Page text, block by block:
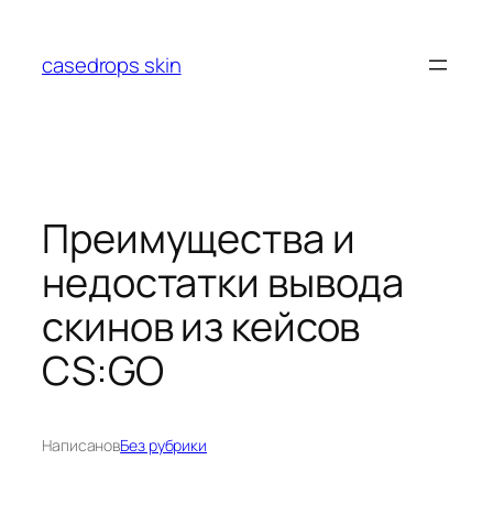
содержимому
casedrops skin
Преимущества и
недостатки вывода
скинов из кейсов
CS:GO
НаписановБез рубрики